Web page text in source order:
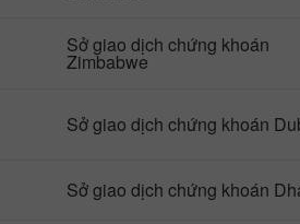
Sở giao dịch chứng khoán
Zimbabwe
Sở giao dịch chứng khoán
Sở giao dịch chứng khoán